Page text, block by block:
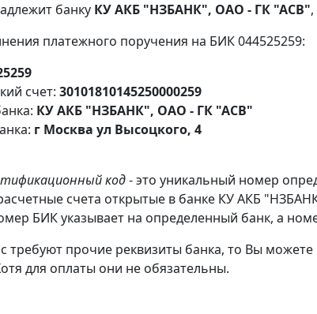
банку КУ АКБ "НЗБАНК", ОАО - ГК "АСВ"
платежного поручения на БИК 044525259:
счет: 30101810145250000259
КУ АКБ "НЗБАНК", ОАО - ГК "АСВ"
г Москва ул Высоцкого, 4
код- это уникальный номер
счета открытые в банке КУ АКБ
БИК указывает на определенный банк, а
требуют прочие реквизиты банка, то Вы
для оплаты они не обязательны.